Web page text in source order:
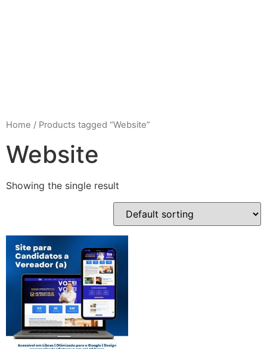
Home / Products tagged “Website”
Website
Showing the single result